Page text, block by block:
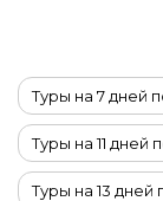
Туры на 7 дней
Туры на 11 дней
Туры на 13 дней